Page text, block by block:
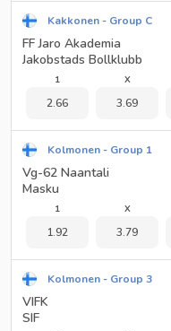
Kakkonen - Group C
FF Jaro Akademia
Jakobstads Bollklubb
1
2.66
X
3.69
Kolmonen - Group 1
Vg-62 Naantali
Masku
1
1.92
X
3.79
Kolmonen - Group 3
VIFK
SIF